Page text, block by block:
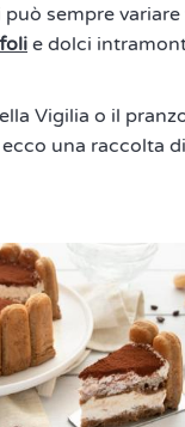
sempre
e dolci
Vigilia o il
una raccolta di